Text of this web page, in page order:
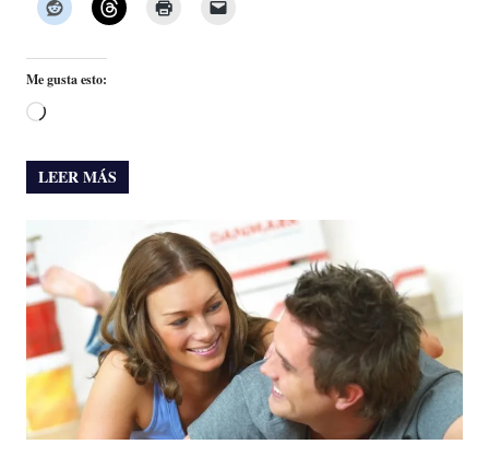
Me gusta esto:
Cargando...
LEER MÁS